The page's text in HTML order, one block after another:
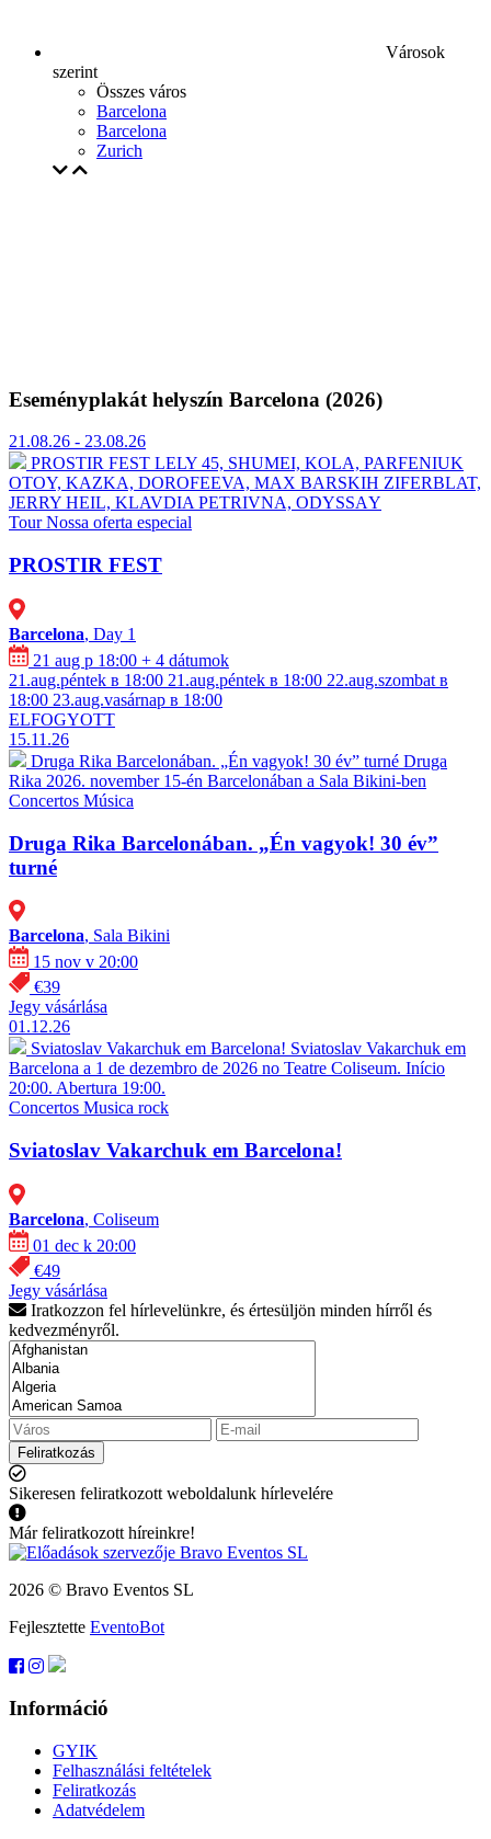
Városok
szerint
Összes város
Barcelona
Barcelona
Zurich
Eseményplakát helyszín Barcelona (2026)
21.08.26 - 23.08.26
PROSTIR FEST ⁠LELY 45, ⁠SHUMEI,⁠ ⁠KOLA, ⁠⁠PARFENIUK
OTOY, KAZKA, DOROFEEVA, MAX BARSKIH ⁠ZIFERBLAT,
⁠JERRY HEIL, ⁠⁠KLAVDIA PETRIVNA, ⁠ODYSSАY
Tour Nossa oferta especial
PROSTIR FEST
Barcelona, Day 1
21 aug p 18:00 + 4 dátumok
21.aug.péntek в 18:00 21.aug.péntek в 18:00 22.aug.szombat в
18:00 23.aug.vasárnap в 18:00
ELFOGYOTT
15.11.26
Druga Rika Barcelonában. „Én vagyok! 30 év” turné Druga
Rika 2026. november 15-én Barcelonában a Sala Bikini-ben
Concertos Música
Druga Rika Barcelonában. „Én vagyok! 30 év”
turné
Barcelona, Sala Bikini
15 nov v 20:00
€39
Jegy vásárlása
01.12.26
Sviatoslav Vakarchuk em Barcelona! Sviatoslav Vakarchuk em
Barcelona a 1 de dezembro de 2026 no Teatre Coliseum. Início
20:00. Abertura 19:00.
Concertos Musica rock
Sviatoslav Vakarchuk em Barcelona!
Barcelona, Coliseum
01 dec k 20:00
€49
Jegy vásárlása
Iratkozzon fel hírlevelünkre, és értesüljön minden hírről és
kedvezményről.
Feliratkozás
Sikeresen feliratkozott weboldalunk hírlevelére
Már feliratkozott híreinkre!
2026 © Bravo Eventos SL
Fejlesztette EventoBot
Információ
GYIK
Felhasználási feltételek
Feliratkozás
Adatvédelem